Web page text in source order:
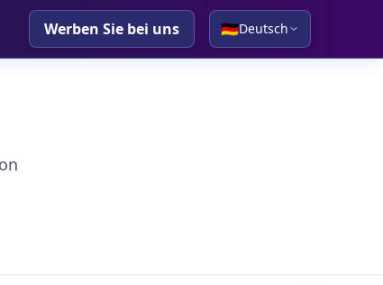
Werben Sie bei uns 🇩🇪Deutsch